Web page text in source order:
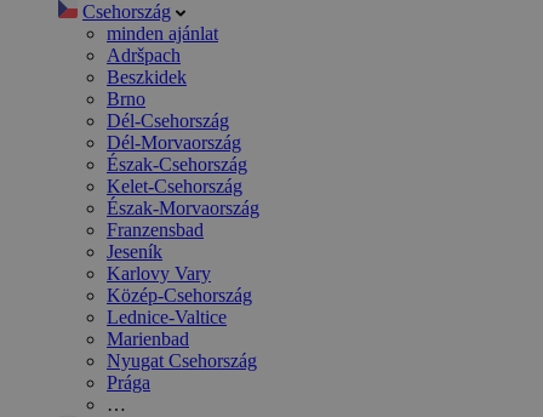
Csehország
minden ajánlat
Adršpach
Beszkidek
Brno
Dél-Csehország
Dél-Morvaország
Észak-Csehország
Kelet-Csehország
Észak-Morvaország
Franzensbad
Jeseník
Karlovy Vary
Közép-Csehország
Lednice-Valtice
Marienbad
Nyugat Csehország
Prága
…